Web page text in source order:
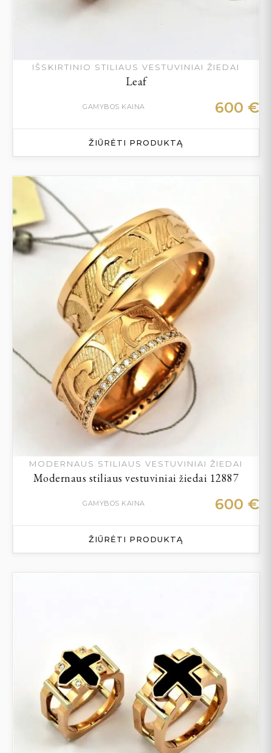
IŠSKIRTINIO STILIAUS VESTUVINIAI ŽIEDAI
Leaf
GAMYBOS KAINA 600 €
ŽIŪRĖTI PRODUKTĄ
MODERNAUS STILIAUS VESTUVINIAI ŽIEDAI
Modernaus stiliaus vestuviniai žiedai 12887
GAMYBOS KAINA 600 €
ŽIŪRĖTI PRODUKTĄ